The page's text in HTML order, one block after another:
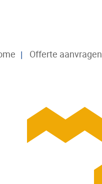
Offerte aanvragen